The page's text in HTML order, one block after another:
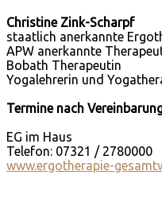
Christine Zink-Scharpf
staatlich anerkannte
APW anerkannte
Bobath Therapeutin
Yogalehrerin und
Termine nach
EG im Haus
Telefon: 07321 / 2780000
www.ergotherapie-